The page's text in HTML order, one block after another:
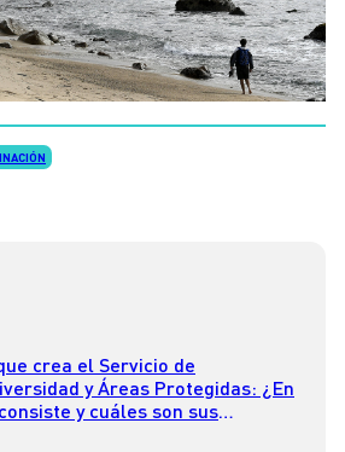
crea el Servicio de
y Áreas Protegidas: ¿En
y cuáles son sus